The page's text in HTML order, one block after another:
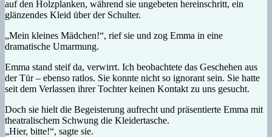
auf den Holzplanken, während sie ungebeten hereinschritt, ein
glänzendes Kleid über der Schulter.
„Mein kleines Mädchen!“, rief sie und zog Emma in eine
dramatische Umarmung.
Emma stand steif da, verwirrt. Ich beobachtete das Geschehen aus
der Tür – ebenso ratlos. Sie konnte nicht so ignorant sein. Sie hatte
seit dem Verlassen ihrer Tochter keinen Kontakt zu uns gesucht.
Doch sie hielt die Begeisterung aufrecht und präsentierte Emma mit
theatralischem Schwung die Kleidertasche.
„Hier, bitte!“, sagte sie.